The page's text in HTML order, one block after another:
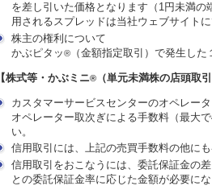
を差し引いた価格となります（1円未満
用されるスプレッドは当社ウェブサイト
株主の権利について
かぶピタッ® （金額指定取引）で発生し
【株式等・かぶミニ® （単元未満株の店頭取
カスタマーサービスセンターのオペレー
オペレーター取次ぎによる手数料（最大
い。
信用取引には、上記の売買手数料の他に
信用取引をおこなうには、委託保証金の
との委託保証金率に応じた金額が必要に